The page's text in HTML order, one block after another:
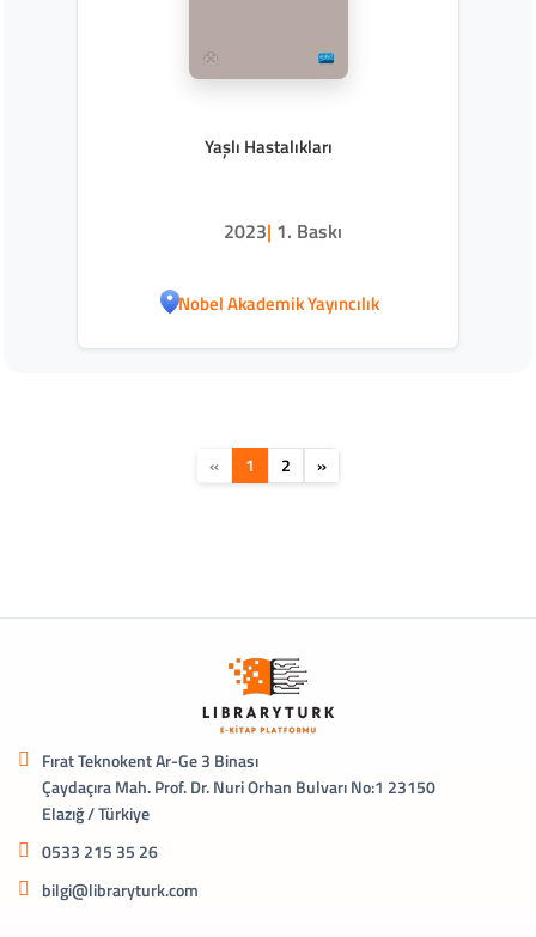
Yaşlı Hastalıkları
2023| 1. Baskı
Nobel Akademik Yayıncılık
« 1 2 »
Fırat Teknokent Ar-Ge 3 Binası
Çaydaçıra Mah. Prof. Dr. Nuri Orhan Bulvarı No:1 23150
Elazığ / Türkiye
0533 215 35 26
bilgi@libraryturk.com